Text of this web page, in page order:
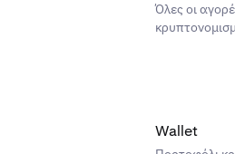
Όλες οι
Wallet